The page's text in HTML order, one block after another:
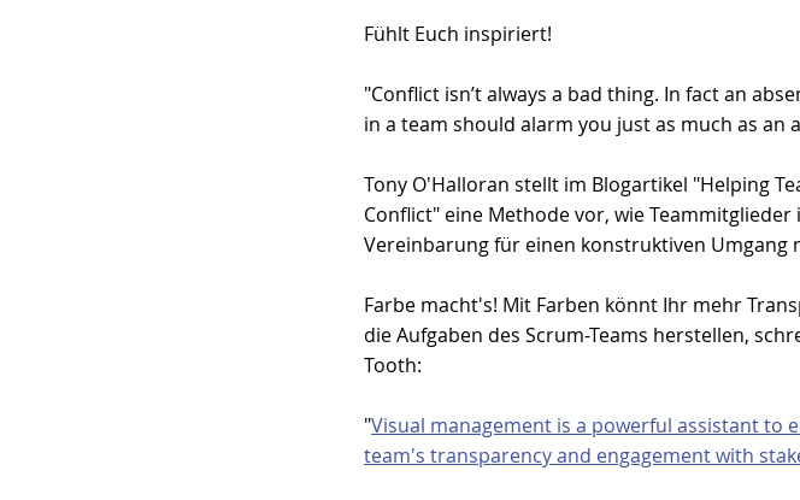
Fühlt Euch inspiriert!
"Conflict isn’t always a bad thing. In fact an
in a team should alarm you just as much as an
Tony O'Halloran stellt im Blogartikel "Helping
Conflict" eine Methode vor, wie
Vereinbarung für einen konstruktiven Umgang
Farbe macht's! Mit Farben könnt Ihr mehr
die Aufgaben des Scrum-Teams herstellen,
Tooth:
"Visual management is a powerful assistant to
team's transparency and engagement with